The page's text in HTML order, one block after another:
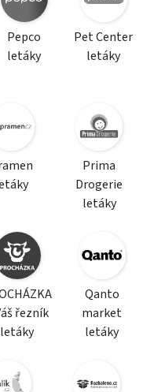
Pepco
letáky
Pet Center
letáky
Prima
Drogerie
letáky
řezník
letáky
Qanto
market
letáky